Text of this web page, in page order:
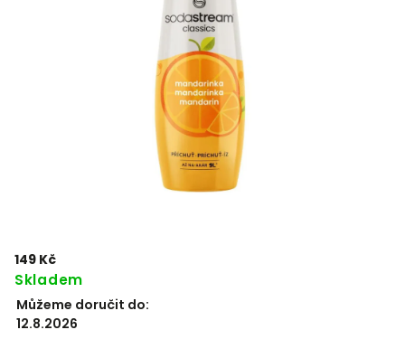
149 Kč
Skladem
Můžeme doručit do:
12.8.2026